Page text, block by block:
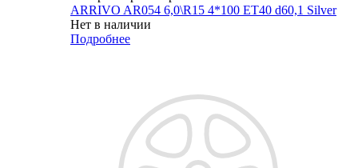
ARRIVO AR054 6,0\R15 4*100 ET40 d60,1 Silver
Нет в наличии
Подробнее